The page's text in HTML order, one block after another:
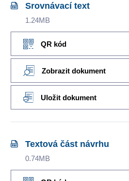
Srovnávací text
1.24MB
QR kód
Zobrazit dokument
Uložit dokument
Textová část návrhu
0.74MB